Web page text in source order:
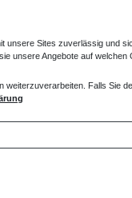
Ventil für Heizkörper Konvektor
*
unsere Sites zuverlässig und
unsere Angebote auf welchen
weiterzuverarbeiten. Falls Sie